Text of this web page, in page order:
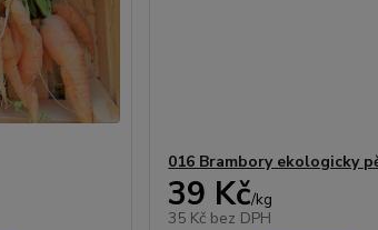
016 Brambory ekologicky
39 Kč/kg
35 Kč bez DPH